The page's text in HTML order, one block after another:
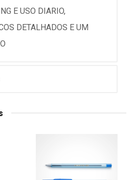
E USO DIARIO,
DETALHADOS E UM